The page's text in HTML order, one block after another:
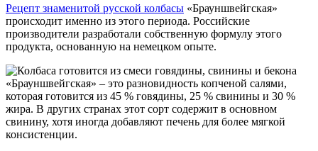
Рецепт знаменитой русской колбасы «Брауншвейгская»
происходит именно из этого периода. Российские
производители разработали собственную формулу этого
продукта, основанную на немецком опыте.
«Брауншвейгская» – это разновидность копченой салями,
которая готовится из 45 % говядины, 25 % свинины и 30 %
жира. В других странах этот сорт содержит в основном
свинину, хотя иногда добавляют печень для более мягкой
консистенции.